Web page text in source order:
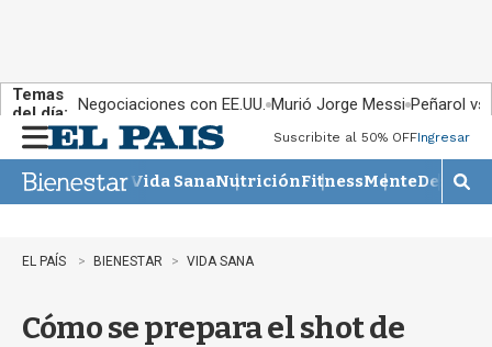
Temas
del día: Negociaciones con EE.UU. Murió Jorge Messi Peñarol
n
u
Suscribite al 50% OFFIngresar
Vida SanaNutriciónFitnessMente
M
o
EL PAÍS BIENESTAR VIDA SANA
Cómo se prepara el shot de